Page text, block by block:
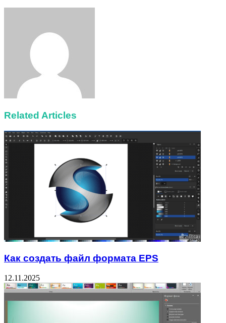
Related Articles
Как создать файл формата EPS
12.11.2025